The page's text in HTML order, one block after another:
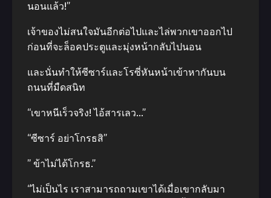
นอนแล้ว!”
เจ้าของไม่สนใจมันอีกต่อไปและไล่พวกเขาออกไป
ก่อนที่จะล็อคประตูและมุ่งหน้ากลับไปนอน
และนั่นทําให้ซีซาร์และโรซี่หันหน้าเข้าหากันบน
ถนนที่มืดสนิท
“เขาหนีเร็วจริง! ไอ้สารเลว…”
“ซีซาร์ อย่าโกรธสิ”
” ข้าไม่ได้โกรธ.”
“ไม่เป็นไร เราสามารถถามเขาได้เมื่อเขากลับมา